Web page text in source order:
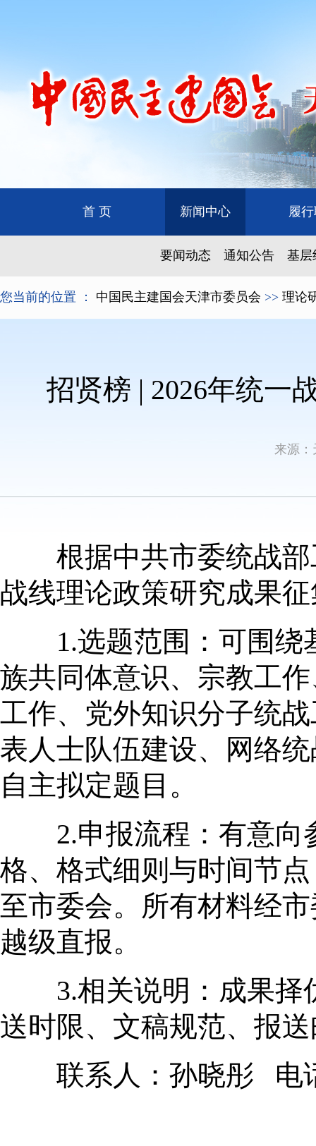
首 页 新闻中心 履
要闻动态 通知公告 基层
您当前的位置 ： 中国民主建国会天津市委员会 >> 理论
招贤榜 | 2026年统一
来源
根据中共市委统战部
战线理论政策研究成果
1.选题范围：可围绕
族共同体意识、宗教工
工作、党外知识分子统
表人士队伍建设、网络
自主拟定题目。
2.申报流程：有意向
格、格式细则与时间节
至市委会。所有材料经
越级直报。
3.相关说明：成果择
送时限、文稿规范、报
联系人：孙晓彤 电话